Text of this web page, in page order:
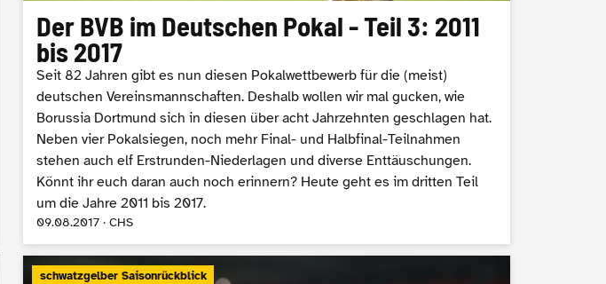
Der BVB im Deutschen Pokal - Teil 3: 2011
bis 2017
Seit 82 Jahren gibt es nun diesen Pokalwettbewerb für die (meist)
deutschen Vereinsmannschaften. Deshalb wollen wir mal gucken, wie
Borussia Dortmund sich in diesen über acht Jahrzehnten geschlagen hat.
Neben vier Pokalsiegen, noch mehr Final- und Halbfinal-Teilnahmen
stehen auch elf Erstrunden-Niederlagen und diverse Enttäuschungen.
Könnt ihr euch daran auch noch erinnern? Heute geht es im dritten Teil
um die Jahre 2011 bis 2017.
09.08.2017 · CHS
schwatzgelber Saisonrückblick